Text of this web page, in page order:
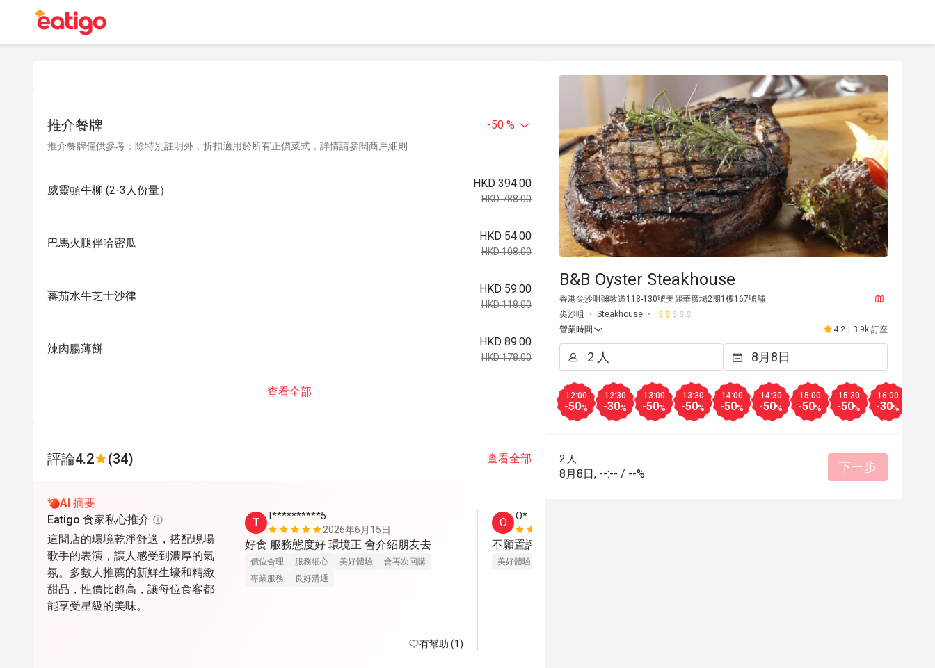
推介餐牌 -50 %
推介餐牌僅供參考；除特別註明外，折扣適用於所有正價菜式，詳情請參閱商戶細則
威靈頓牛柳 (2-3人份量）
HKD 394.00
HKD 788.00
巴馬火腿伴哈密瓜
HKD 54.00
HKD 108.00
蕃茄水牛芝士沙律
HKD 59.00
HKD 118.00
辣肉腸薄餅
HKD 89.00
HKD 178.00
查看全部
評論4.2 (34) 查看全部
AI 摘要
Eatigo 食家私心推介
這間店的環境乾淨舒適，搭配現場
歌手的表演，讓人感受到濃厚的氣
氛。多數人推薦的新鮮生蠔和精緻
甜品，性價比超高，讓每位食客都
能享受星級的美味。
T
t**********5
2026年6月15日
好食 服務態度好 環境正 會介紹朋友去
價位合理 服務細心 美好體驗
會再次回購
專業服務
良好溝通
有幫助 (1)
O
O*
不願置評。伏
美好體驗
B&B Oyster Steakhouse
香港尖沙咀彌敦道118-130號美麗華廣場2期1樓167號舖
尖沙咀
Steakhouse
營業時間
4.2 3.9k 訂座
12:00
-50%
12:30
-30%
13:00
-50%
13:30
-50%
14:00
-50%
14:30
-50%
15:00
-50%
15:30
-50%
16:00
-30%
2 人
8月8日 , --:-- / --% 下一步